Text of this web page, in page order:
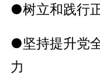
●树立和践行
●坚持提升党
力